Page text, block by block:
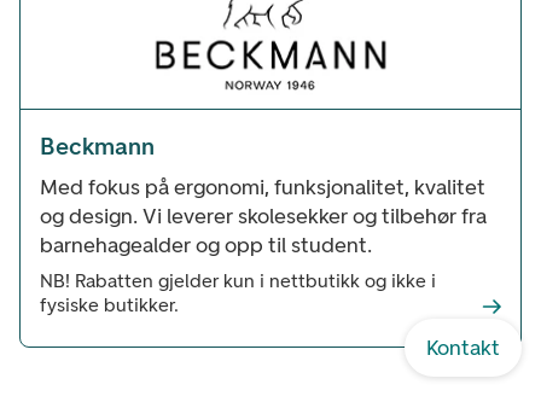
Kontakt
Beckmann
Med fokus på ergonomi, funksjonalitet, kvalitet
og design. Vi leverer skolesekker og tilbehør fra
barnehagealder og opp til student.
NB! Rabatten gjelder kun i nettbutikk og ikke i
fysiske butikker.